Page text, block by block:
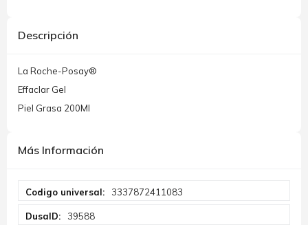
Descripción
La Roche-Posay®
Effaclar Gel
Piel Grasa 200Ml
Más Información
Información
3337872411083
39588